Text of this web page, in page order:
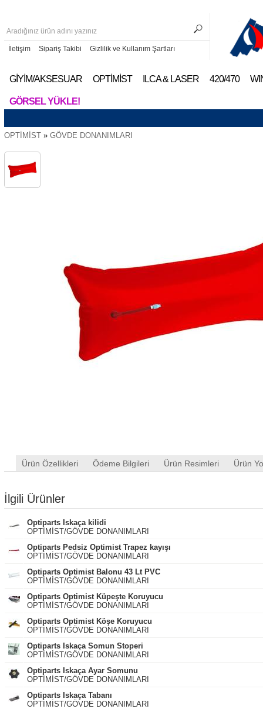
İletişim Sipariş Takibi Gizlilik ve Kullanım Şartları
GİYİM/AKSESUAR OPTİMİST ILCA & LASER 420/470
GÖRSEL YÜKLE!
OPTİMİST » GÖVDE DONANIMLARI
Ürün Özellikleri Ödeme Bilgileri Ürün Resimleri Ürün
İlgili Ürünler
Optiparts Iskaça kilidi
OPTİMİST/GÖVDE DONANIMLARI
Optiparts Pedsiz Optimist Trapez kayışı
OPTİMİST/GÖVDE DONANIMLARI
Optiparts Optimist Balonu 43 Lt PVC
OPTİMİST/GÖVDE DONANIMLARI
Optiparts Optimist Küpeşte Koruyucu
OPTİMİST/GÖVDE DONANIMLARI
Optiparts Optimist Köşe Koruyucu
OPTİMİST/GÖVDE DONANIMLARI
Optiparts Iskaça Somun Stoperi
OPTİMİST/GÖVDE DONANIMLARI
Optiparts Iskaça Ayar Somunu
OPTİMİST/GÖVDE DONANIMLARI
Optiparts Iskaça Tabanı
OPTİMİST/GÖVDE DONANIMLARI